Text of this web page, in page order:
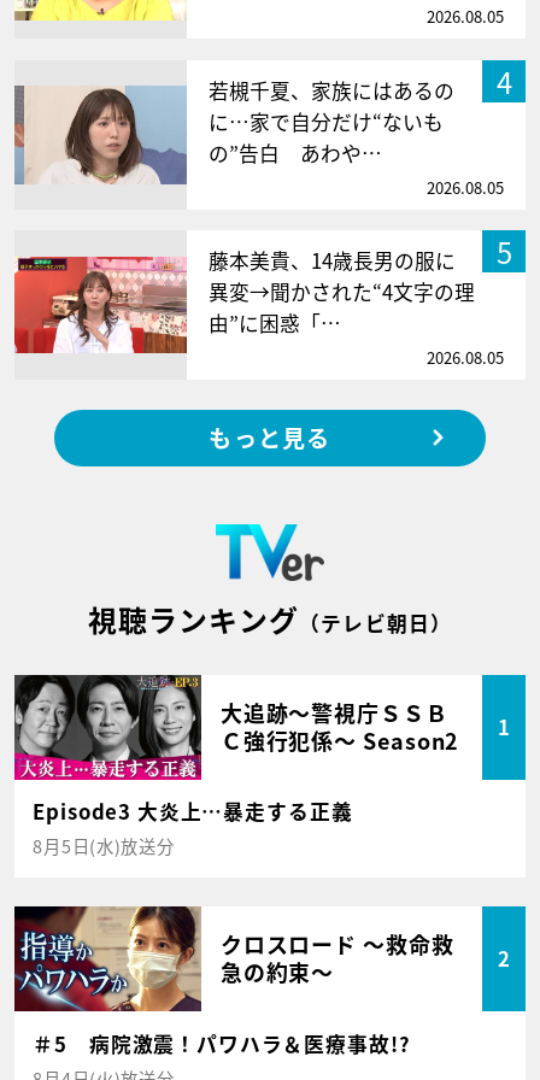
2026.08.05
4
若槻千夏、家族にはあるの
に…家で自分だけ“ないも
の”告白 あわや…
2026.08.05
5
藤本美貴、14歳長男の服に
異変→聞かされた“4文字の理
由”に困惑「…
2026.08.05
もっと見る
視聴ランキング （テレビ朝日）
大追跡～警視庁ＳＳＢ
Ｃ強行犯係～ Season2
1
Episode3 大炎上…暴走する正義
8月5日(水)放送分
クロスロード ～救命救
急の約束～
2
＃5 病院激震！パワハラ＆医療事故!?